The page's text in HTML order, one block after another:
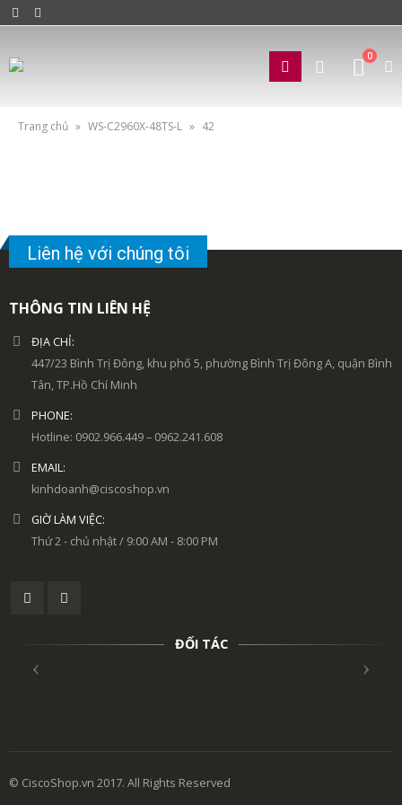
0
Trang chủ » WS-C2960X-48TS-L » 42
Liên hệ với chúng tôi
THÔNG TIN LIÊN HỆ
ĐỊA CHỈ:
447/23 Bình Trị Đông, khu phố 5, phường Bình Trị Đông A, quận Bình
Tân, TP.Hồ Chí Minh
PHONE:
Hotline: 0902.966.449 – 0962.241.608
EMAIL:
kinhdoanh@ciscoshop.vn
GIỜ LÀM VIỆC:
Thứ 2 - chủ nhật / 9:00 AM - 8:00 PM
ĐỐI TÁC
© CiscoShop.vn 2017. All Rights Reserved